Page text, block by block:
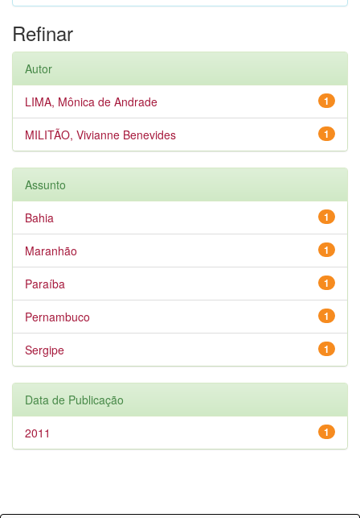
Refinar
Autor
1
LIMA, Mônica de Andrade
1
MILITÃO, Vivianne Benevides
Assunto
1
Bahia
1
Maranhão
1
Paraíba
1
Pernambuco
1
Sergipe
Data de Publicação
1
2011